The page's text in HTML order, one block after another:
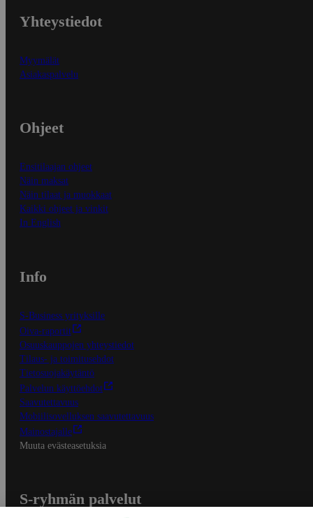
Yhteystiedot
Myymälät
Asiakaspalvelu
Ohjeet
Ensitilaajan ohjeet
Näin maksat
Näin tilaat ja muokkaat
Kaikki ohjeet ja vinkit
In English
Info
S-Business yrityksille
Oiva-raportit
Osuuskauppojen yhteystiedot
Tilaus- ja toimitusehdot
Tietosuojakäytäntö
Palvelun käyttöehdot
Saavutettavuus
Mobiilisovelluksen saavutettavuus
Mainostajalle
Muuta evästeasetuksia
S-ryhmän palvelut